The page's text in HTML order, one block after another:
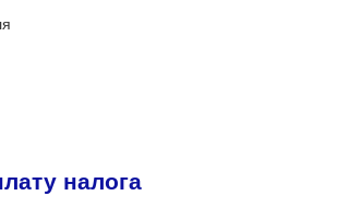
налога